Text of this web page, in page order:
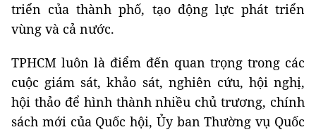
triển của thành phố, tạo động lực phát triển
vùng và cả nước.
TPHCM luôn là điểm đến quan trọng trong các
cuộc giám sát, khảo sát, nghiên cứu, hội nghị,
hội thảo để hình thành nhiều chủ trương, chính
sách mới của Quốc hội, Ủy ban Thường vụ Quốc